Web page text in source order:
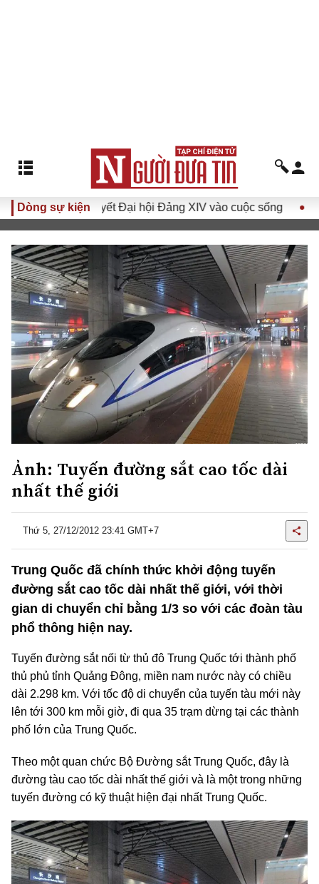
Dòng sự kiện
quyết Đại hội Đảng XIV vào cuộc sống Hướng tới
Ảnh: Tuyến đường sắt cao tốc dài
nhất thế giới
Thứ 5, 27/12/2012 23:41 GMT+7
Trung Quốc đã chính thức khởi động tuyến
đường sắt cao tốc dài nhất thế giới, với thời
gian di chuyển chỉ bằng 1/3 so với các đoàn tàu
phổ thông hiện nay.
Tuyến đường sắt nối từ thủ đô Trung Quốc tới thành phố
thủ phủ tỉnh Quảng Đông, miền nam nước này có chiều
dài 2.298 km. Với tốc độ di chuyển của tuyến tàu mới này
lên tới 300 km mỗi giờ, đi qua 35 trạm dừng tại các thành
phố lớn của Trung Quốc.
Theo một quan chức Bộ Đường sắt Trung Quốc, đây là
đường tàu cao tốc dài nhất thế giới và là một trong những
tuyến đường có kỹ thuật hiện đại nhất Trung Quốc.